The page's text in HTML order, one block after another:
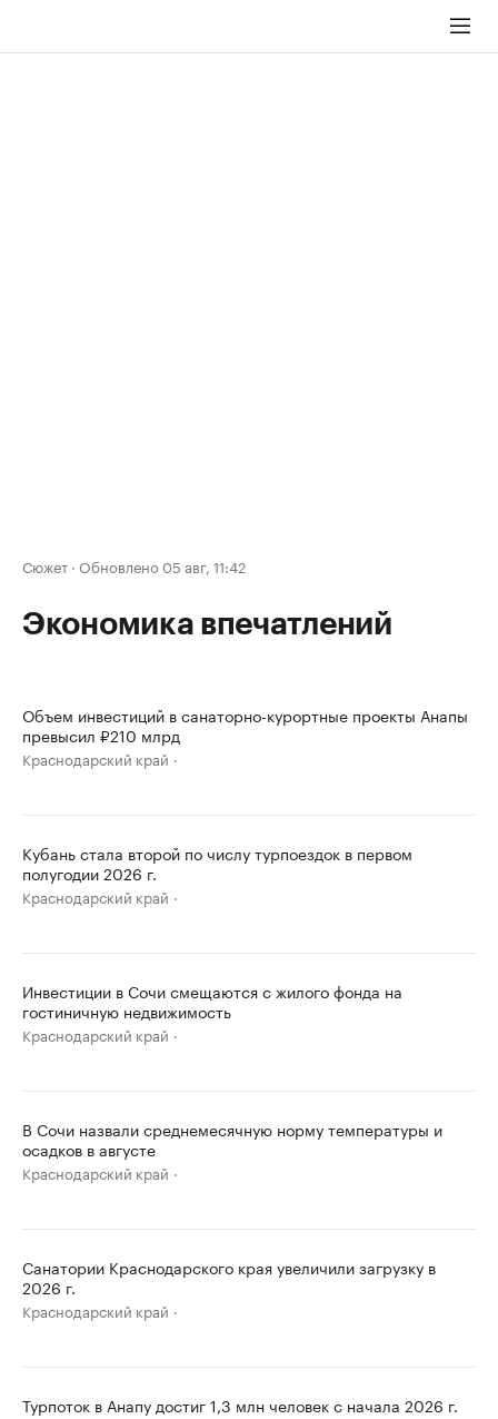
Сюжет · Обновлено 05 авг, 11:42
Экономика впечатлений
Объем инвестиций в санаторно-курортные проекты Анапы
превысил ₽210 млрд
Краснодарский край
Кубань стала второй по числу турпоездок в первом
полугодии 2026 г.
Краснодарский край
Инвестиции в Сочи смещаются с жилого фонда на
гостиничную недвижимость
Краснодарский край
В Сочи назвали среднемесячную норму температуры и
осадков в августе
Краснодарский край
Санатории Краснодарского края увеличили загрузку в
2026 г.
Краснодарский край
Турпоток в Анапу достиг 1,3 млн человек с начала 2026 г.